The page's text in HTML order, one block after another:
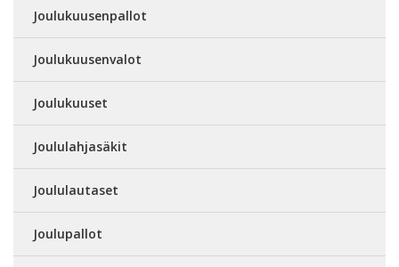
Joulukuusenpallot
Joulukuusenvalot
Joulukuuset
Joululahjasäkit
Joululautaset
Joulupallot